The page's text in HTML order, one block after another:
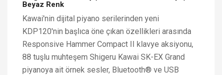
Beyaz Renk
Kawai'nin dijital piyano serilerinden yeni
KDP120'nin başlıca öne çıkan özellikleri arasında
Responsive Hammer Compact II klavye aksiyonu,
88 tuşlu muhteşem Shigeru Kawai SK-EX Grand
piyanoya ait örnek sesler, Bluetooth® ve USB